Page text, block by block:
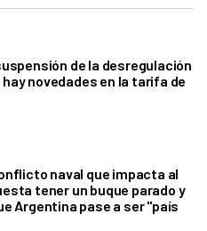
de la desregulación
novedades en la tarifa de
naval que impacta al
tener un buque parado y
Argentina pase a ser "país